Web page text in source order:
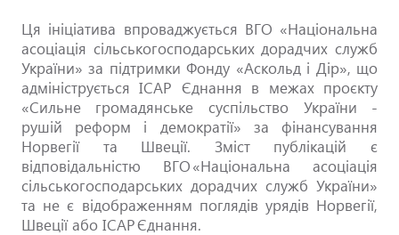
Ця ініціатива впроваджується ВГО «Національна
асоціація сільськогосподарських дорадчих служб
України» за підтримки Фонду «Аскольд і Дір», що
адмініструється ІСАР Єднання в межах проєкту
«Сильне громадянське суспільство України -
рушій реформ і демократії» за фінансування
Норвегії та Швеції. Зміст публікацій є
відповідальністю ВГО «Національна асоціація
сільськогосподарських дорадчих служб України»
та не є відображенням поглядів урядів Норвегії,
Швеції або ІСАР Єднання.